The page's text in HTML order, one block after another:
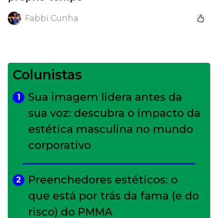
Fabbi Cunha
Colunistas
1
Sua imagem lidera antes da
sua voz: descubra o impacto da
estética masculina no mundo
corporativo
2
Preenchedores estéticos: o
que está por trás da fama (e do
risco) do PMMA